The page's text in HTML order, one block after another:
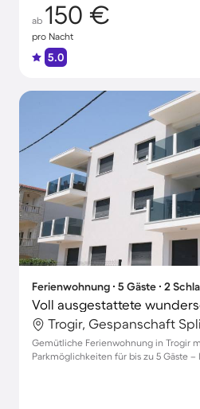
ab 150 €
pro Nacht
5.0
Ferienwohnung ∙ 5 Gäste ∙ 2
Gemütliche Ferienwohnung in Trogir
Parkmöglichkeiten für bis zu 5 Gäste –